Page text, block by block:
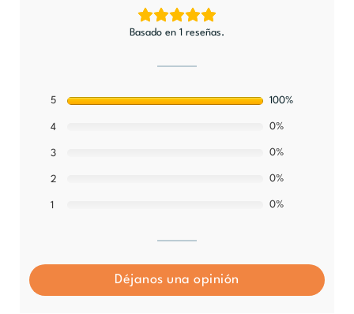
Basado en 1 reseñas.
5 100%
4 0%
3 0%
2 0%
1 0%
Déjanos una opinión